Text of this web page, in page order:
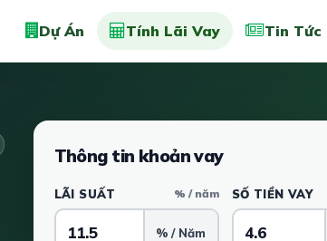
Dự Án Tính Lãi Vay Tin Tức
Thông tin khoản vay
LÃI SUẤT % / năm
% / Năm
SỐ TIỀN VAY